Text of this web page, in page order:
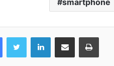
smartphone